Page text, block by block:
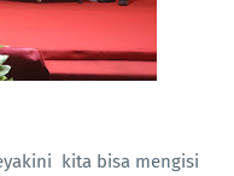
kita bisa mengisi